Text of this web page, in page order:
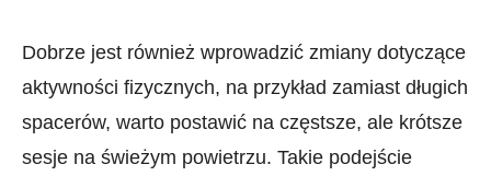
Dobrze jest również wprowadzić zmiany dotyczące
⁣aktywności fizycznych, na przykład‌ zamiast długich
spacerów, warto ⁢postawić na częstsze, ale krótsze
sesje na świeżym powietrzu. ⁤Takie podejście